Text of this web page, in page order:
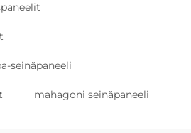
seinäpaneeli
mahagoni seinäpaneeli